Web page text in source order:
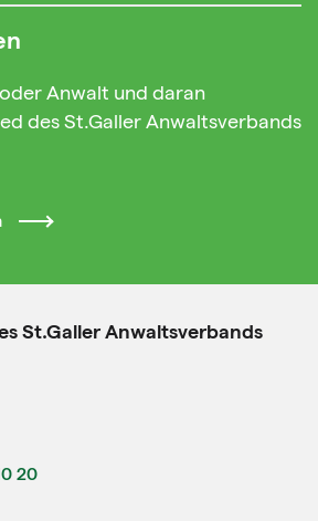
Anwalt und daran
des St.Galler Anwaltsverbands
St.Galler Anwaltsverbands
20